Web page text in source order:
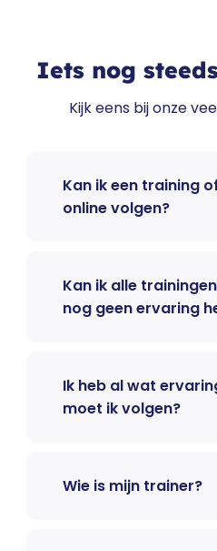
Iets nog
Kijk eens bij onze
Kan ik een training
online volgen?
Kan ik alle
nog geen ervaring
Ik heb al wat
moet ik volgen?
Wie is mijn trainer?